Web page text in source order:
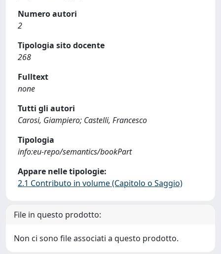
Numero autori
2
Tipologia sito docente
268
Fulltext
none
Tutti gli autori
Carosi, Giampiero; Castelli, Francesco
Tipologia
info:eu-repo/semantics/bookPart
Appare nelle tipologie:
2.1 Contributo in volume (Capitolo o Saggio)
File in questo prodotto:
Non ci sono file associati a questo prodotto.